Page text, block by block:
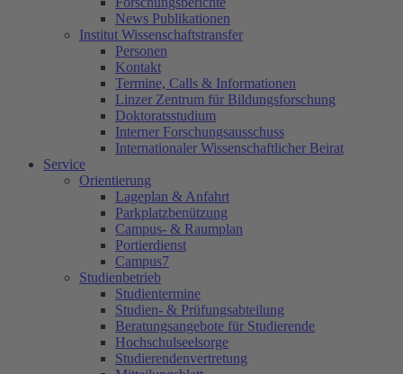
News Publikationen
Institut Wissenschaftstransfer
Personen
Kontakt
Termine, Calls & Informationen
Linzer Zentrum für Bildungsforschung
Doktoratsstudium
Interner Forschungsausschuss
Internationaler Wissenschaftlicher Beirat
Service
Orientierung
Lageplan & Anfahrt
Parkplatzbenützung
Campus- & Raumplan
Portierdienst
Campus7
Studienbetrieb
Studientermine
Studien- & Prüfungsabteilung
Beratungsangebote für Studierende
Hochschulseelsorge
Studierendenvertretung